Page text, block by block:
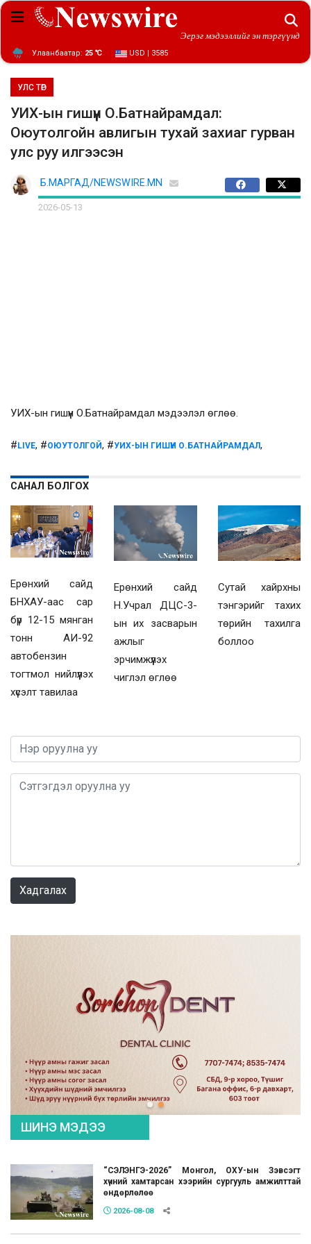
Эерэг мэдээллийг эн тэргүүнд
Улаанбаатар: 25 ℃ USD | 3585
УЛС ТӨР
УИХ-ын гишүүн О.Батнайрамдал:
Оюутолгойн авлигын тухай захиаг гурван
улс руу илгээсэн
Б.МАРГАД/NEWSWIRE.MN
2026-05-13
УИХ-ын гишүүн О.Батнайрамдал мэдээлэл өглөө.
# LIVE, #ОЮУТОЛГОЙ, #УИХ-ЫН ГИШҮҮН О.БАТНАЙРАМДАЛ,
САНАЛ БОЛГОХ
Ерөнхий сайд
БНХАУ-аас сар
бүр 12-15 мянган
тонн АИ-92
автобензин
тогтмол нийлүүлэх
хүсэлт тавилаа
Ерөнхий сайд
Н.Учрал ДЦС-3-
ын их засварын
ажлыг
эрчимжүүлэх
чиглэл өглөө
Сутай хайрхны
тэнгэрийг тахих
төрийн тахилга
боллоо
Хадгалах
ШИНЭ МЭДЭЭ
“СЭЛЭНГЭ-2026” Монгол, ОХУ-ын Зэвсэгт
хүчний хамтарсан хээрийн сургууль амжилттай
өндөрлөлөө
2026-08-08